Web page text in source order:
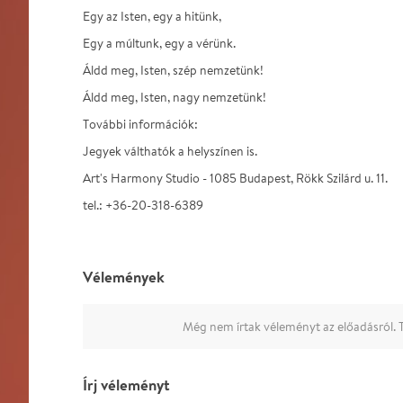
Egy az Isten, egy a hitünk,
Egy a múltunk, egy a vérünk.
Áldd meg, Isten, szép nemzetünk!
Áldd meg, Isten, nagy nemzetünk!
További információk:
Jegyek válthatók a helyszínen is.
Art's Harmony Studio - 1085 Budapest, Rökk Szilárd u. 11.
tel.: +36-20-318-6389
Vélemények
Még nem írtak véleményt az előadásról.
Írj véleményt